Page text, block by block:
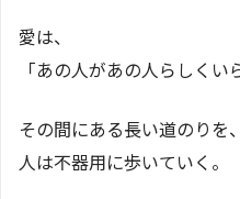
愛は、
「あの人があの人らしくい
その間にある長い道のりを、
人は不器用に歩いていく。